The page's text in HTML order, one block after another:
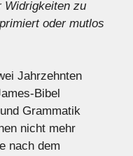
Widrigkeiten zu
oder mutlos
Jahrzehnten
Bibel
Grammatik
nicht mehr
nach dem